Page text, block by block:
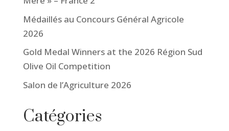
Médaillés au Concours Général Agricole
2026
Gold Medal Winners at the 2026 Région Sud
Olive Oil Competition
Salon de l’Agriculture 2026
Catégories